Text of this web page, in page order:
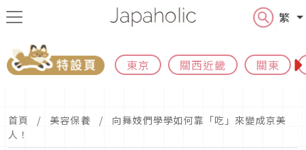
繁
東京 關西近畿 關東
首頁 美容保養
向舞妓們學學如何靠「吃」來變成京美
人！